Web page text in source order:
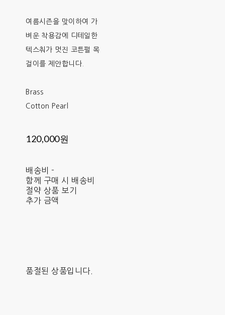
여름시즌을 맞이하여 가
벼운 착용감에 디테일한
텍스춰가 멋진 코튼펄 목
걸이를 제안합니다.
Brass
Cotton Pearl
120,000원
배송비 -
함께 구매 시 배송비
절약 상품 보기
추가 금액
품절된 상품입니다.